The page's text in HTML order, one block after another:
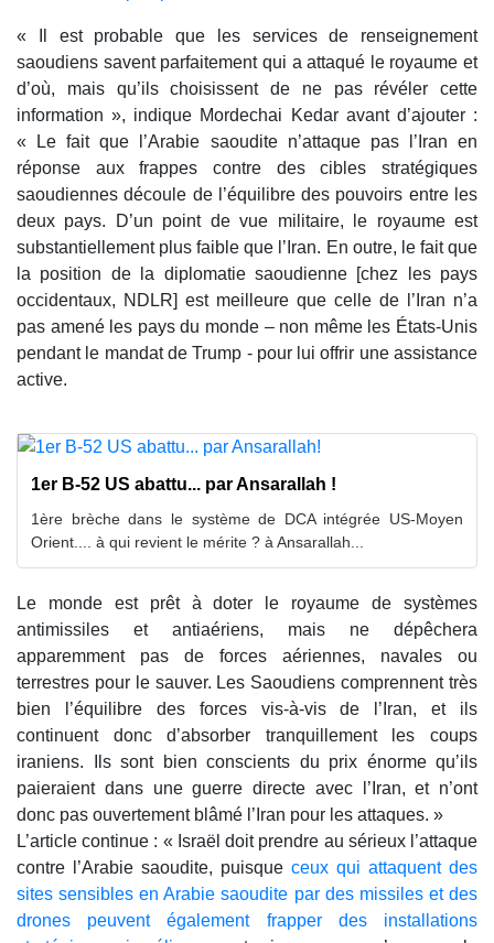
« Il est probable que les services de renseignement
saoudiens savent parfaitement qui a attaqué le royaume et
d’où, mais qu’ils choisissent de ne pas révéler cette
information », indique Mordechai Kedar avant d’ajouter :
« Le fait que l’Arabie saoudite n’attaque pas l’Iran en
réponse aux frappes contre des cibles stratégiques
saoudiennes découle de l’équilibre des pouvoirs entre les
deux pays. D’un point de vue militaire, le royaume est
substantiellement plus faible que l’Iran. En outre, le fait que
la position de la diplomatie saoudienne [chez les pays
occidentaux, NDLR] est meilleure que celle de l’Iran n’a
pas amené les pays du monde – non même les États-Unis
pendant le mandat de Trump - pour lui offrir une assistance
active.
1er B-52 US abattu... par Ansarallah !
1ère brèche dans le système de DCA intégrée US-Moyen
Orient.... à qui revient le mérite ? à Ansarallah...
Le monde est prêt à doter le royaume de systèmes
antimissiles et antiaériens, mais ne dépêchera
apparemment pas de forces aériennes, navales ou
terrestres pour le sauver. Les Saoudiens comprennent très
bien l’équilibre des forces vis-à-vis de l’Iran, et ils
continuent donc d’absorber tranquillement les coups
iraniens. Ils sont bien conscients du prix énorme qu’ils
paieraient dans une guerre directe avec l’Iran, et n’ont
donc pas ouvertement blâmé l’Iran pour les attaques. »
L’article continue : « Israël doit prendre au sérieux l’attaque
contre l’Arabie saoudite, puisque ceux qui attaquent des
sites sensibles en Arabie saoudite par des missiles et des
drones peuvent également frapper des installations